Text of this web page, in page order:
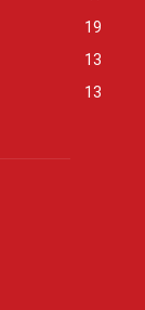
19
13
13